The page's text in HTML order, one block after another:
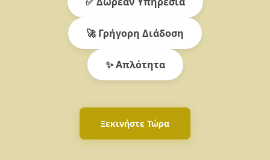
🚀 Γρήγορη Διάδοση
✨ Απλότητα
Ξεκινήστε Τώρα